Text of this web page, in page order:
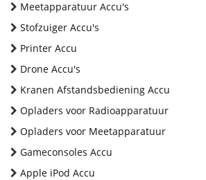
Meetapparatuur Accu's
Stofzuiger Accu's
Printer Accu
Drone Accu's
Kranen Afstandsbediening Accu
Opladers voor Radioapparatuur
Opladers voor Meetapparatuur
Gameconsoles Accu
Apple iPod Accu